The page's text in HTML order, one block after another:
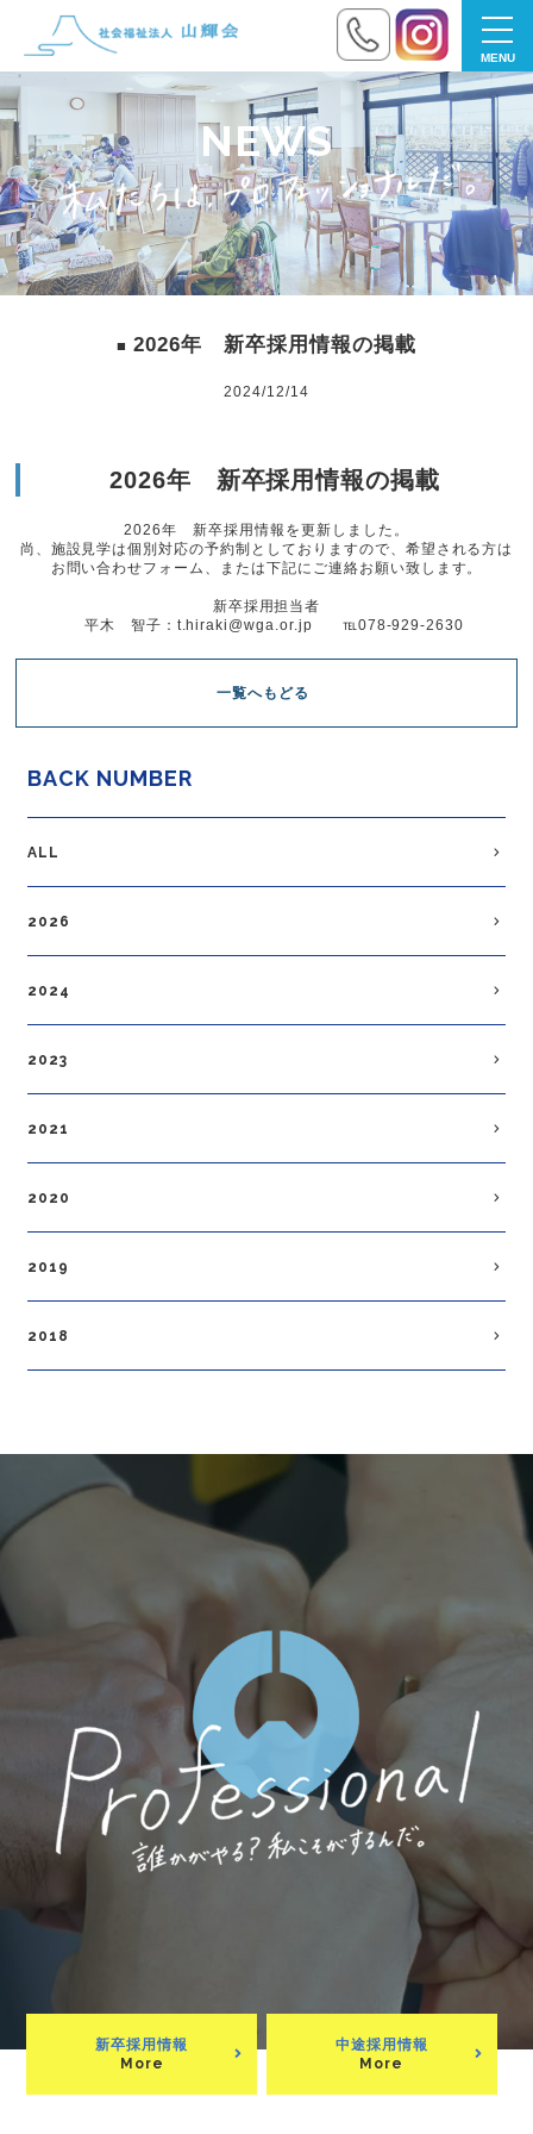
NEWS
2026年 新卒採用情報の掲載
2024/12/14
2026年 新卒採用情報の掲載
2026年 新卒採用情報を更新しました。
尚、施設見学は個別対応の予約制としておりますので、希望される方は
お問い合わせフォーム、または下記にご連絡お願い致します。
新卒採用担当者
平木 智子：t.hiraki@wga.or.jp ℡078-929-2630
一覧へもどる
BACK NUMBER
ALL
2026
2024
2023
2021
2020
2019
2018
新卒採用情報
More
中途採用情報
More